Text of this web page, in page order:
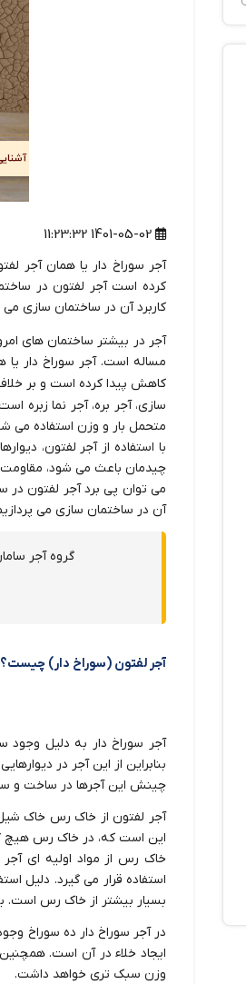
1401-05-02 11:23:32
کرده است آجر لفتون در
کاربرد آن در ساختمان سازی می
آجر در بیشتر ساختمان های
کاهش پیدا کرده است و بر
سازی، آجر بره، آجر نما زبره
متحمل بار و وزن استفاده می
با استفاده از آجر لفتون،
چیدمان باعث می شود، مقاومت
می توان پی برد آجر لفتون در
آن در ساختمان سازی می
گروه آجر
آجر لفتون (سوراخ دار) چیست؟
آجر سوراخ دار به دلیل
بنابراین از این آجر در
چینش این آجرها در ساخت و
آجر لفتون از خاک رس خاک
این است که، در خاک رس هیچ
خاک رس از مواد اولیه ای
استفاده قرار می گیرد. دلیل
بسیار بیشتر از خاک رس است.
در آجر سوراخ دار ده سوراخ
ایجاد خلاء در آن است.
وزن سبک تری خواهد داشت.